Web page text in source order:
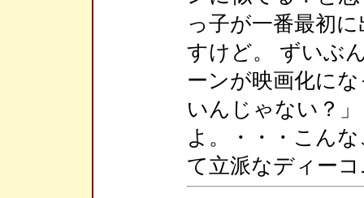
っ子が一番最初
すけど。 ずいぶ
ーンが映画化に
いんじゃない？
よ。・・・こん
て立派なディー